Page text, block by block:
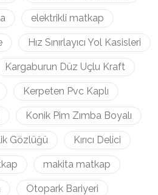
elektrikli matkap
Hız Sınırlayıcı Yol Kasisleri
Kargaburun Düz Uçlu Kraft
Kerpeten Pvc Kaplı
Konik Pim Zımba Boyalı
Gözlüğü Kırıcı Delici
makita matkap
Otopark Bariyeri